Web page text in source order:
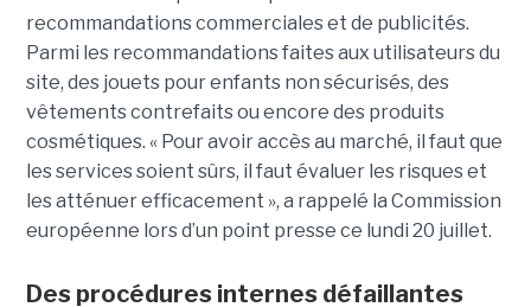
recommandations commerciales et de publicités.
Parmi les recommandations faites aux utilisateurs du
site, des jouets pour enfants non sécurisés, des
vêtements contrefaits ou encore des produits
cosmétiques. « Pour avoir accès au marché, il faut que
les services soient sûrs, il faut évaluer les risques et
les atténuer efficacement », a rappelé la Commission
européenne lors d’un point presse ce lundi 20 juillet.
Des procédures internes défaillantes